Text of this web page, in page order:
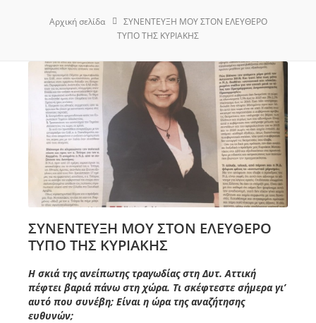
Αρχική σελίδα
ΣΥΝΕΝΤΕΥΞΗ ΜΟΥ ΣΤΟΝ ΕΛΕΥΘΕΡΟ
ΤΥΠΟ ΤΗΣ ΚΥΡΙΑΚΗΣ
ΣΥΝΕΝΤΕΥΞΗ ΜΟΥ ΣΤΟΝ ΕΛΕΥΘΕΡΟ
ΤΥΠΟ ΤΗΣ ΚΥΡΙΑΚΗΣ
Η σκιά της ανείπωτης τραγωδίας στη Δυτ. Αττική
πέφτει βαριά πάνω στη χώρα. Τι σκέφτεστε σήμερα γι’
αυτό που συνέβη; Είναι η ώρα της αναζήτησης
ευθυνών;